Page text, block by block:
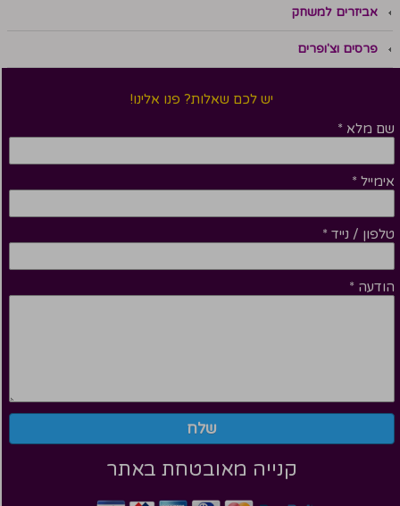
אביזרים למשחק
פרסים וצ'ופרים
יש לכם שאלות? פנו אלינו!
שם מלא *
אימייל *
טלפון / נייד *
הודעה *
שלח
קנייה מאובטחת באתר